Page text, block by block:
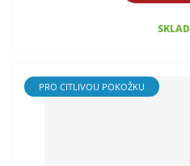
PRO CITLIVOU POKOŽKU